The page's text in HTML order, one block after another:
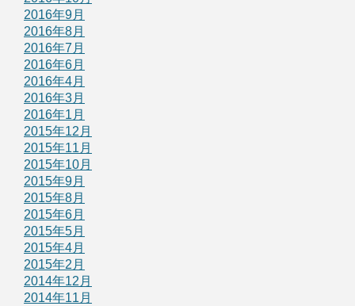
2016年9月
2016年8月
2016年7月
2016年6月
2016年4月
2016年3月
2016年1月
2015年12月
2015年11月
2015年10月
2015年9月
2015年8月
2015年6月
2015年5月
2015年4月
2015年2月
2014年12月
2014年11月